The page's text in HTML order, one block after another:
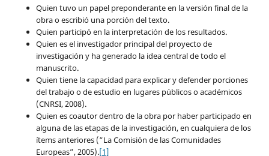
Quien tuvo un papel preponderante en la versión final de la
obra o escribió una porción del texto.
Quien participó en la interpretación de los resultados.
Quien es el investigador principal del proyecto de
investigación y ha generado la idea central de todo el
manuscrito.
Quien tiene la capacidad para explicar y defender porciones
del trabajo o de estudio en lugares públicos o académicos
(CNRSI, 2008).
Quien es coautor dentro de la obra por haber participado en
alguna de las etapas de la investigación, en cualquiera de los
ítems anteriores (“La Comisión de las Comunidades
Europeas”, 2005).[1]